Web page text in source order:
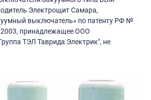
Электрощит Самара,
выключатель» по патенту РФ №
принадлежащее ООО
ТЭЛ Таврида Электрик", не